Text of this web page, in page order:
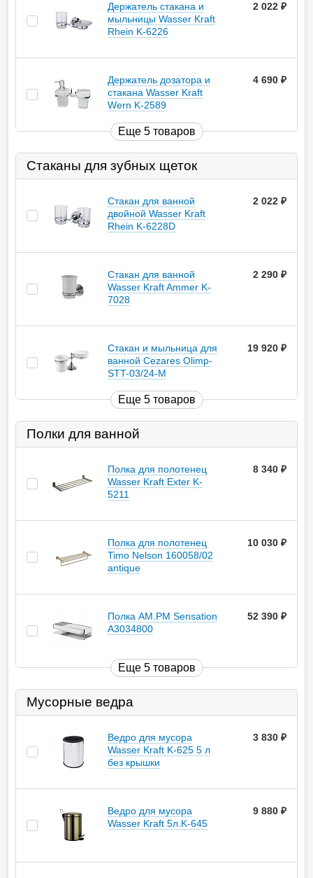
Держатель стакана и
мыльницы Wasser Kraft
Rhein K-6226
2 022
Держатель дозатора и
стакана Wasser Kraft
Wern K-2589
4 690
Еще 5 товаров
Стаканы для зубных щеток
Стакан для ванной
двойной Wasser Kraft
Rhein K-6228D
2 022
Стакан для ванной
Wasser Kraft Ammer K-
7028
2 290
Стакан и мыльница для
ванной Cezares Olimp-
STT-03/24-M
19 920
Еще 5 товаров
Полки для ванной
Полка для полотенец
Wasser Kraft Exter K-
5211
8 340
Полка для полотенец
Timo Nelson 160058/02
antique
10 030
Полка AM.PM Sensation
A3034800
52 390
Еще 5 товаров
Мусорные ведра
Ведро для мусора
Wasser Kraft K-625 5 л
без крышки
3 830
Ведро для мусора
Wasser Kraft 5л.K-645
9 880